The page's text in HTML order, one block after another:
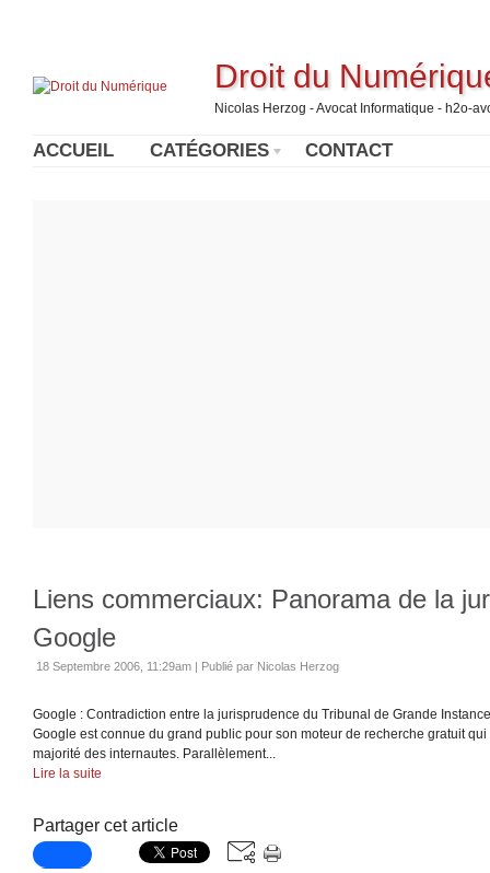
Droit du
Nicolas Herzog - Avocat Informatique - h2o-
ACCUEIL CATÉGORIES CONTACT
Liens commerciaux: Panorama de la
Google
18 Septembre 2006, 11:29am | Publié par Nicolas Herzog
Google : Contradiction entre la jurisprudence du Tribunal de Grande
Google est connue du grand public pour son moteur de recherche gratuit
majorité des internautes. Parallèlement...
Lire la suite
Partager cet article